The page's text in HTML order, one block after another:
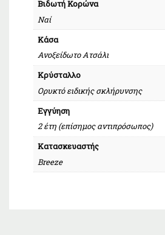
Βιδωτή Κορώνα
Ναί
Κάσα
Ανοξείδωτο Ατσάλι
Κρύσταλλο
Ορυκτό ειδικής σκλήρυνσης
Εγγύηση
2 έτη (επίσημος αντιπρόσωπος)
Κατασκευαστής
Breeze